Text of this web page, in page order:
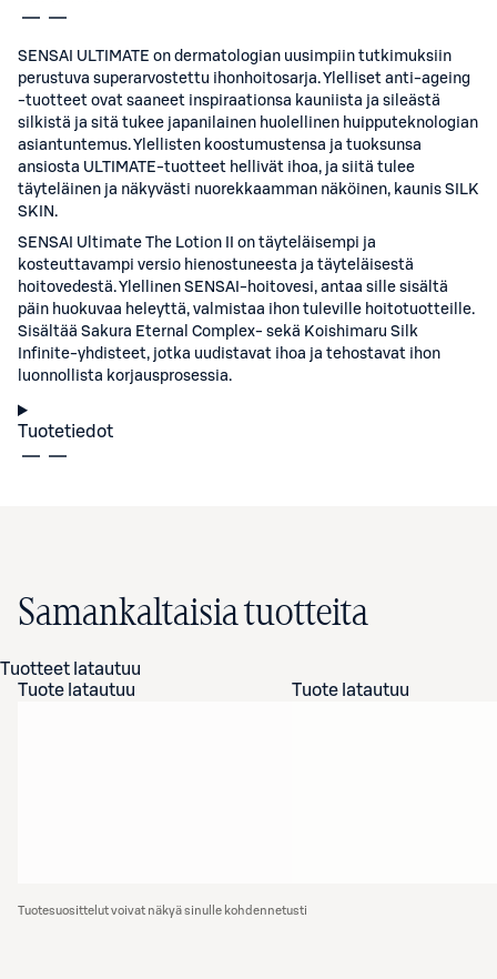
SENSAI ULTIMATE on dermatologian uusimpiin tutkimuksiin
perustuva superarvostettu ihonhoitosarja. Ylelliset anti-ageing
-tuotteet ovat saaneet inspiraationsa kauniista ja sileästä
silkistä ja sitä tukee japanilainen huolellinen huipputeknologian
asiantuntemus. Ylellisten koostumustensa ja tuoksunsa
ansiosta ULTIMATE-tuotteet hellivät ihoa, ja siitä tulee
täyteläinen ja näkyvästi nuorekkaamman näköinen, kaunis SILK
SKIN.
SENSAI Ultimate The Lotion II on täyteläisempi ja
kosteuttavampi versio hienostuneesta ja täyteläisestä
hoitovedestä. Ylellinen SENSAI-hoitovesi, antaa sille sisältä
päin huokuvaa heleyttä, valmistaa ihon tuleville hoitotuotteille.
Sisältää Sakura Eternal Complex- sekä Koishimaru Silk
Infinite-yhdisteet, jotka uudistavat ihoa ja tehostavat ihon
luonnollista korjausprosessia.
Tuotetiedot
Samankaltaisia tuotteita
Tuotteet latautuu
Tuote latautuu
Tuote latautuu
Tuotesuosittelut voivat näkyä sinulle kohdennetusti